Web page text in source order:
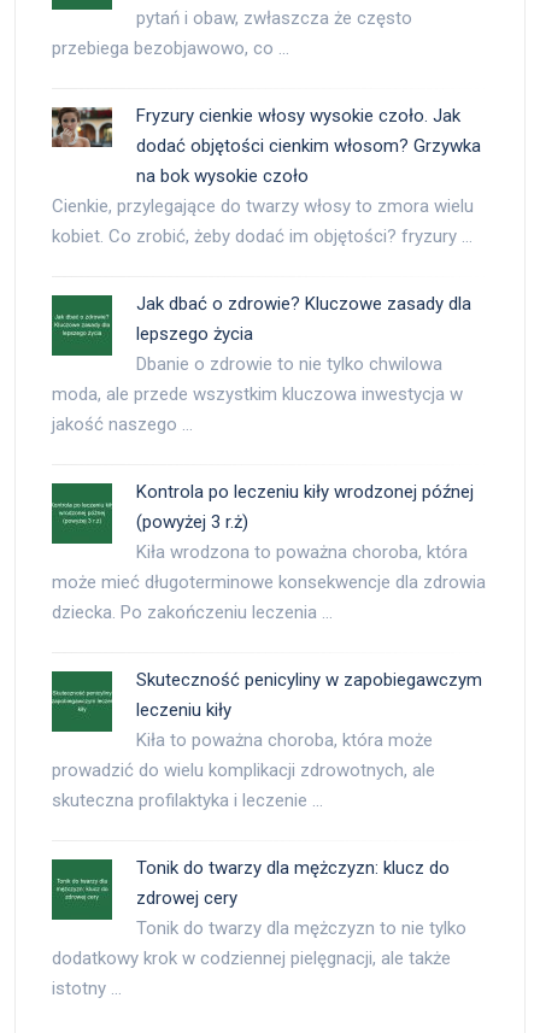
pytań i obaw, zwłaszcza że często
przebiega bezobjawowo, co …
Fryzury cienkie włosy wysokie czoło. Jak
dodać objętości cienkim włosom? Grzywka
na bok wysokie czoło
Cienkie, przylegające do twarzy włosy to zmora wielu
kobiet. Co zrobić, żeby dodać im objętości? fryzury …
Jak dbać o zdrowie? Kluczowe zasady dla
lepszego życia
Dbanie o zdrowie to nie tylko chwilowa
moda, ale przede wszystkim kluczowa inwestycja w
jakość naszego …
Kontrola po leczeniu kiły wrodzonej późnej
(powyżej 3 r.ż)
Kiła wrodzona to poważna choroba, która
może mieć długoterminowe konsekwencje dla zdrowia
dziecka. Po zakończeniu leczenia …
Skuteczność penicyliny w zapobiegawczym
leczeniu kiły
Kiła to poważna choroba, która może
prowadzić do wielu komplikacji zdrowotnych, ale
skuteczna profilaktyka i leczenie …
Tonik do twarzy dla mężczyzn: klucz do
zdrowej cery
Tonik do twarzy dla mężczyzn to nie tylko
dodatkowy krok w codziennej pielęgnacji, ale także
istotny …